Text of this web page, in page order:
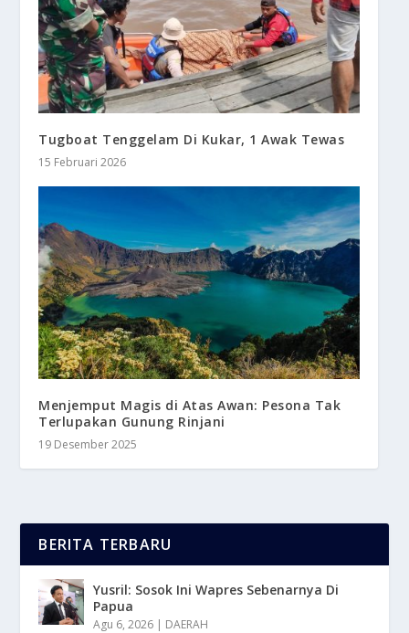
Tugboat Tenggelam Di Kukar, 1 Awak Tewas
15 Februari 2026
Menjemput Magis di Atas Awan: Pesona Tak
Terlupakan Gunung Rinjani
19 Desember 2025
BERITA TERBARU
Yusril: Sosok Ini Wapres Sebenarnya Di
Papua
Agu 6, 2026 | DAERAH